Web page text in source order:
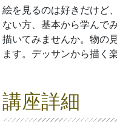
絵を見るのは好きだけど
ない方、基本から学んで
描いてみませんか。物の
ます。デッサンから描く
講座詳細